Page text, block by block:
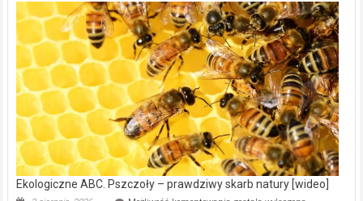
Wręczyca
Wielka
z
dofinansowaniem
ponad
15,6
mln
na
modernizację
oczyszczalni
ścieków
[wideo]
Ekologiczne ABC. Pszczoły – prawdziwy skarb natury [wideo]